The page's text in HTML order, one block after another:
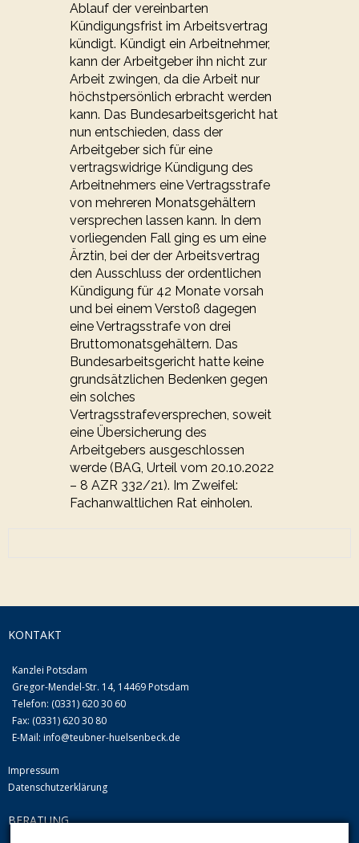
Ablauf der vereinbarten
Kündigungsfrist im Arbeitsvertrag
kündigt. Kündigt ein Arbeitnehmer,
kann der Arbeitgeber ihn nicht zur
Arbeit zwingen, da die Arbeit nur
höchstpersönlich erbracht werden
kann. Das Bundesarbeitsgericht hat
nun entschieden, dass der
Arbeitgeber sich für eine
vertragswidrige Kündigung des
Arbeitnehmers eine Vertragsstrafe
von mehreren Monatsgehältern
versprechen lassen kann. In dem
vorliegenden Fall ging es um eine
Ärztin, bei der der Arbeitsvertrag
den Ausschluss der ordentlichen
Kündigung für 42 Monate vorsah
und bei einem Verstoß dagegen
eine Vertragsstrafe von drei
Bruttomonatsgehältern. Das
Bundesarbeitsgericht hatte keine
grundsätzlichen Bedenken gegen
ein solches
Vertragsstrafeversprechen, soweit
eine Übersicherung des
Arbeitgebers ausgeschlossen
werde (BAG, Urteil vom 20.10.2022
– 8 AZR 332/21). Im Zweifel:
Fachanwaltlichen Rat einholen.
KONTAKT
Kanzlei Potsdam
Gregor-Mendel-Str. 14, 14469 Potsdam
Telefon: (0331) 620 30 60
Fax: (0331) 620 30 80
E-Mail: info@teubner-huelsenbeck.de
Impressum
Datenschutzerklärung
BERATUNG